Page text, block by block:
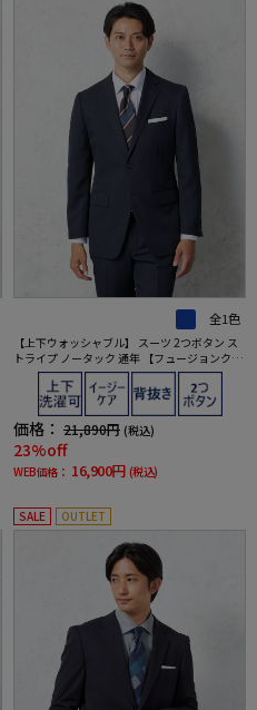
全1色
【上下ウォッシャブル】 スーツ 2つボタン ス
トライプ ノータック 通年 【フュージョンクラ
価格： 21,890円 (税込)
23%off
WEB価格： 16,900円 (税込)
SALE OUTLET